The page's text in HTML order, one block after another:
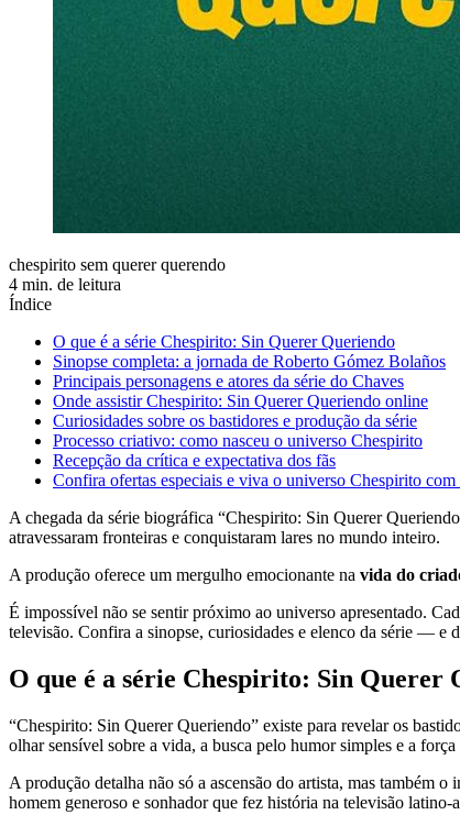
chespirito sem querer querendo
4 min. de leitura
Índice
O que é a série Chespirito: Sin Querer Queriendo
Sinopse completa: a jornada de Roberto Gómez Bolaños
Principais personagens e atores da série do Chaves
Onde assistir Chespirito: Sin Querer Queriendo online
Curiosidades sobre os bastidores e produção da série
Processo criativo: como nasceu o universo Chespirito
Recepção da crítica e expectativa dos fãs
Confira ofertas especiais e viva o universo Chespirito
A chegada da série biográfica “Chespirito: Sin Querer
atravessaram fronteiras e conquistaram lares no mundo inteiro.
A produção oferece um mergulho emocionante na vida do
É impossível não se sentir próximo ao universo apresentado.
televisão. Confira a sinopse, curiosidades e elenco da série — e
O que é a série Chespirito: Sin Querer
“Chespirito: Sin Querer Queriendo” existe para revelar os
olhar sensível sobre a vida, a busca pelo humor simples e a
A produção detalha não só a ascensão do artista, mas também
homem generoso e sonhador que fez história na televisão latino-